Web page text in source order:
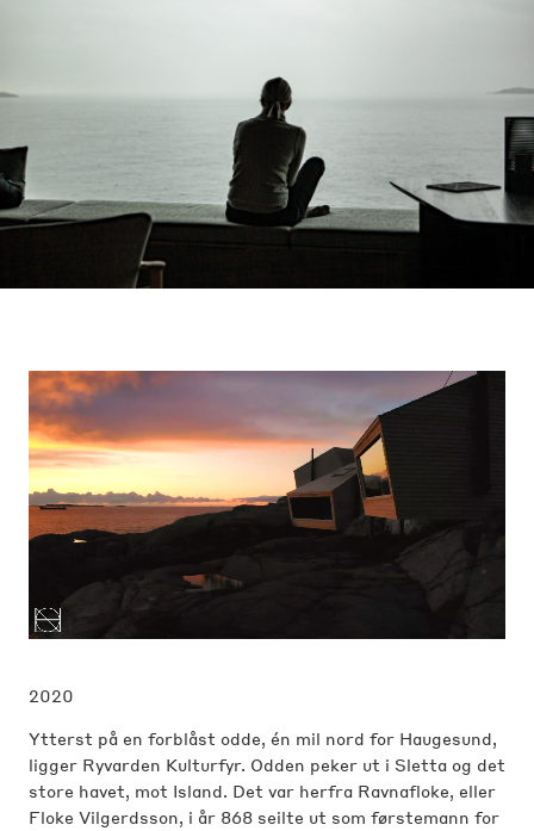
2020
Ytterst på en forblåst odde, én mil nord for Haugesund,
ligger Ryvarden Kulturfyr. Odden peker ut i Sletta og det
store havet, mot Island. Det var herfra Ravnafloke, eller
Floke Vilgerdsson, i år 868 seilte ut som førstemann for